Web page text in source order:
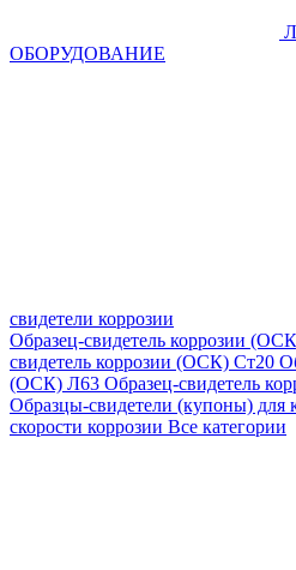
ОБОРУДОВАНИЕ
свидетели коррозии
Образец-свидетель коррозии
свидетель коррозии (ОСК) Ст20
(ОСК) Л63 Образец-свидетель
Образцы-свидетели (купоны) для
скорости коррозии Все категории